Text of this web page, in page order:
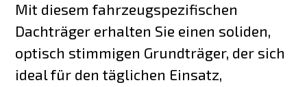
Mit diesem fahrzeugspezifischen
Dachträger erhalten Sie einen soliden,
optisch stimmigen Grundträger, der sich
ideal für den täglichen Einsatz,